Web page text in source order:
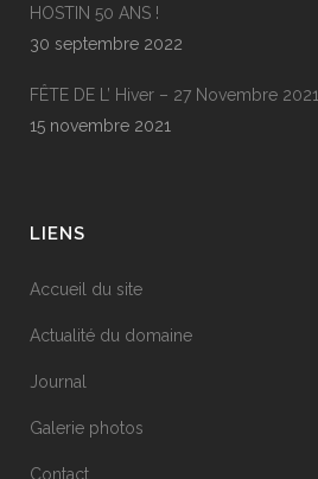
HOSTIN 50 ANS !
30 septembre 2022
FÊTE DE L’ Hiver – 27 Novembre 2021
15 novembre 2021
LIENS
Accueil du site
Actualité du domaine
Journal
Galerie photos
Contact